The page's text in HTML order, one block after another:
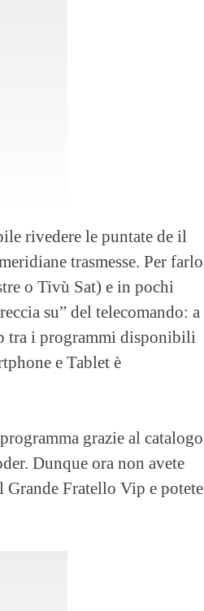
rivedere le puntate de il
trasmesse. Per farlo
o Tivù Sat) e in pochi
su” del telecomando: a
tra i programmi disponibili
e Tablet è
grazie al catalogo
Dunque ora non avete
Grande Fratello Vip e potete